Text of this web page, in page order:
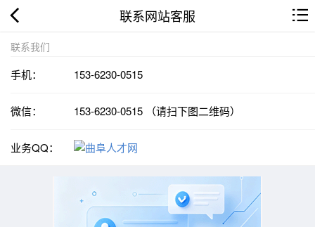
联系网站客服
联系我们
手机： 153-6230-0515
微信： 153-6230-0515 （请扫下图二维码）
业务QQ：